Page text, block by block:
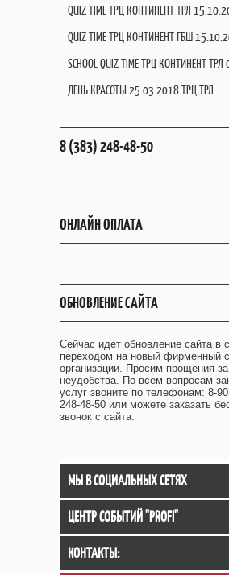
QUIZ TIME ТРЦ КОНТИНЕНТ ТРЛ
QUIZ TIME ТРЦ КОНТИНЕНТ ГБШ
SCHOOL QUIZ TIME ТРЦ КОНТИНЕНТ
ДЕНЬ КРАСОТЫ 25.03.2018 ТРЦ ТРЛ
8 (383) 248-48-50
ОНЛАЙН ОПЛАТА
ОБНОВЛЕНИЕ САЙТА
Сейчас идет обновление сайта в
переходом на новый фирменный
организации. Просим прощения
неудобства. По всем вопросам
услуг звоните по телефонам: 8-
248-48-50 или можете заказать
звонок с сайта.
МЫ В СОЦИАЛЬНЫХ СЕТЯХ
ЦЕНТР СОБЫТИЙ "PROFI"
КОНТАКТЫ: